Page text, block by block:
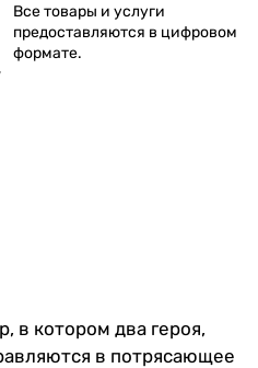
Все товары и услуги
предоставляются в цифровом
формате.
в котором два героя,
в потрясающее